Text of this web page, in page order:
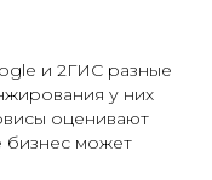
и 2ГИС разные
у них
оценивают
бизнес может